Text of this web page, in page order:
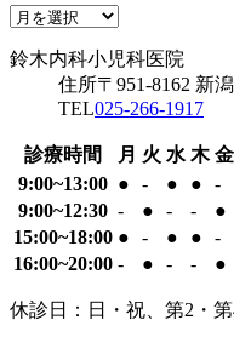
月
24
日
科
児
院
ア
カ
鈴木内科小児科医院
住所〒951-8162 新
TEL025-266-1917
診療時間 月 火 水 木 金
9:00~13:00 ● - ● ● -
9:00~12:30 - ● - - ●
15:00~18:00 ● - ● ● -
16:00~20:00 - ● - - ●
休診日：日・祝、第2・第